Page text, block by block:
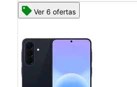
Ver 6 ofertas